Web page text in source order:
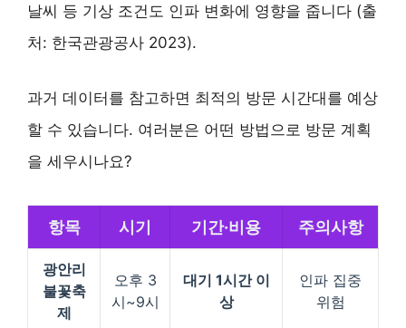
날씨 등 기상 조건도 인파 변화에 영향을 줍니다 (출
처: 한국관광공사 2023).
과거 데이터를 참고하면 최적의 방문 시간대를 예상
할 수 있습니다. 여러분은 어떤 방법으로 방문 계획
을 세우시나요?
항목 시기 기간·비용 주의사항
광안리
불꽃축
제
오후 3
시~9시
대기 1시간 이
상
인파 집중
위험